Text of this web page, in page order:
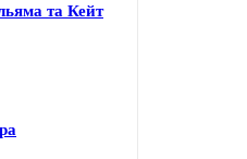
та Кейт